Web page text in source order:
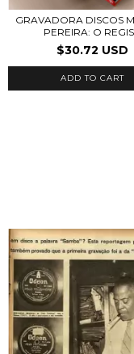
GRAVADORA DISCOS
PEREIRA: O
$30.72 USD
ADD TO CART